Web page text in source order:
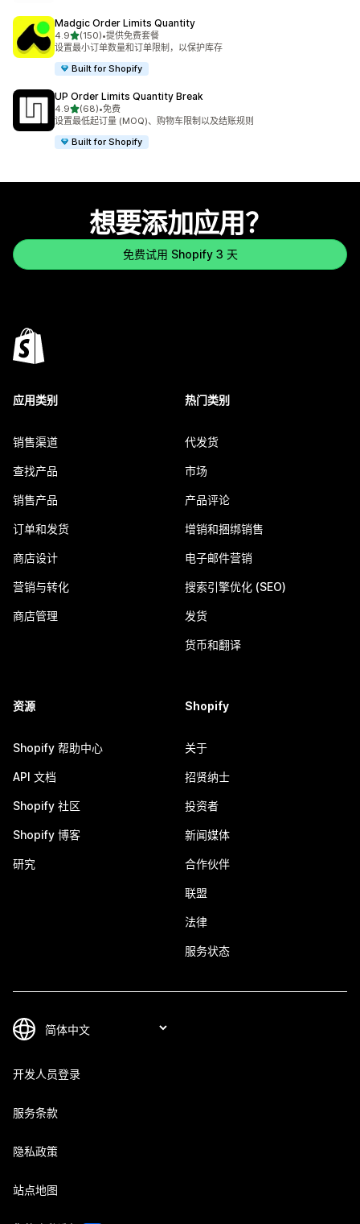
Madgic Order Limits Quantity
4.9星（满分 5 星）
(150)
总共 150 条评论
•提供免费套餐
设置最小订单数量和订单限制，以保护库存
Built for Shopify
UP Order Limits Quantity Break
4.9星（满分 5 星）
(68)
总共 68 条评论
•免费
设置最低起订量 (MOQ)、购物车限制以及结账规则
Built for Shopify
想要添加应用？
免费试用 Shopify 3 天
应用类别
销售渠道
查找产品
销售产品
订单和发货
商店设计
营销与转化
商店管理
热门类别
代发货
市场
产品评论
增销和捆绑销售
电子邮件营销
搜索引擎优化 (SEO)
发货
货币和翻译
资源
Shopify 帮助中心
API 文档
Shopify 社区
Shopify 博客
研究
Shopify
关于
招贤纳士
投资者
新闻媒体
合作伙伴
联盟
法律
服务状态
开发人员登录
服务条款
隐私政策
站点地图